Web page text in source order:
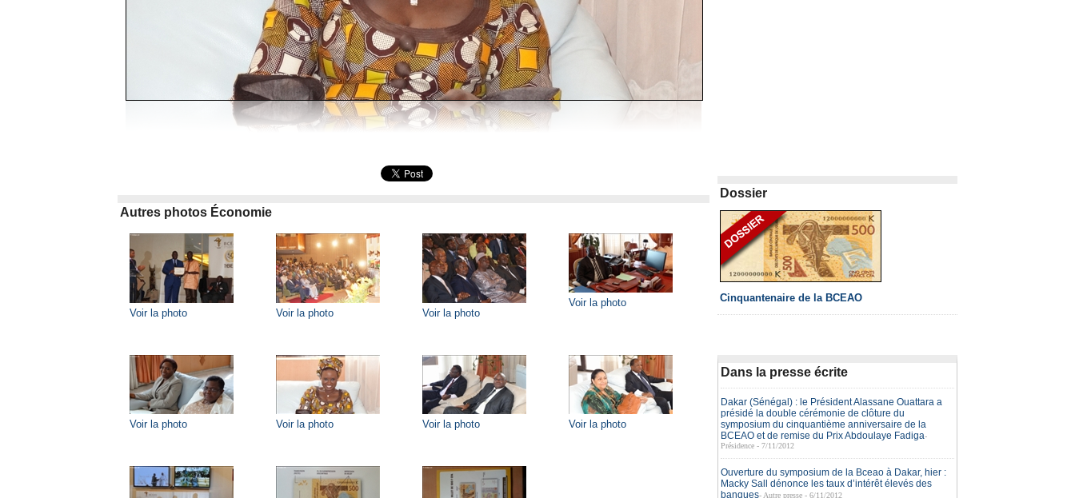
Dossier
Cinquantenaire de la BCEAO
Dans la presse écrite
Dakar (Sénégal) : le Président Alassane Ouattara a
présidé la double cérémonie de clôture du
symposium du cinquantième anniversaire de la
BCEAO et de remise du Prix Abdoulaye Fadiga-
Présidence - 7/11/2012
Ouverture du symposium de la Bceao à Dakar, hier :
Macky Sall dénonce les taux d’intérêt élevés des
banques- Autre presse - 6/11/2012
Autres photos Économie
Voir la photo Voir la photo Voir la photo
Voir la photo
Voir la photo Voir la photo Voir la photo Voir la photo